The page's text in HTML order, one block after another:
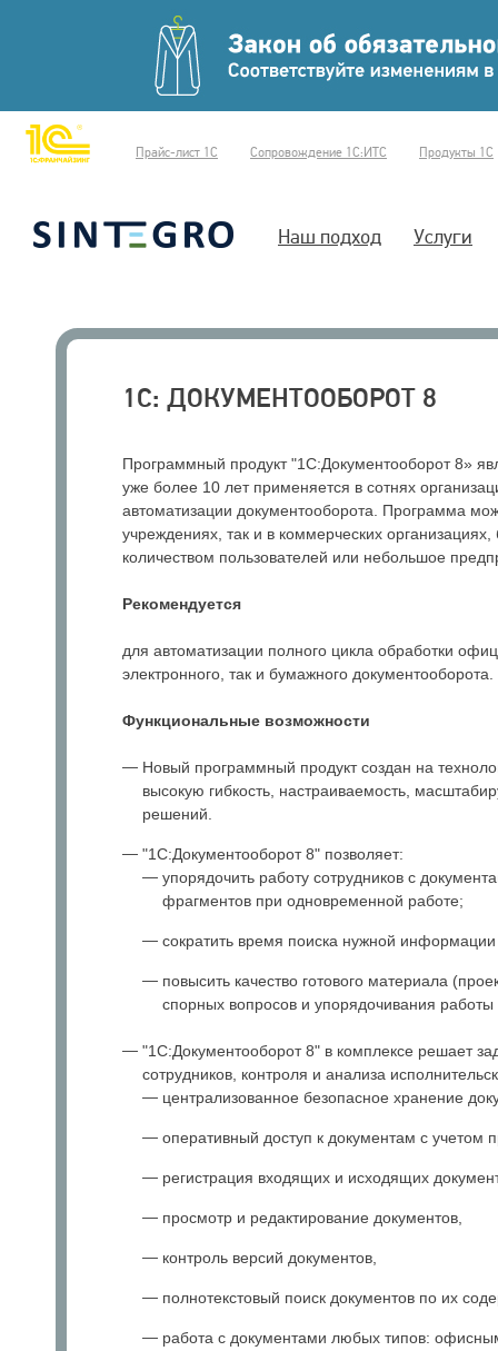
Прайс-лист 1С Сопровождение 1С:ИТС Продукты 1С
Наш подход Услуги
1С: ДОКУМЕНТООБОРОТ 8
Программный продукт "1С:Документооборот 8»
уже более 10 лет применяется в сотнях
автоматизации документооборота. Программа
учреждениях, так и в коммерческих
количеством пользователей или небольшое
Рекомендуется
для автоматизации полного цикла обработки
электронного, так и бумажного документооборота.
Функциональные возможности
Новый программный продукт создан на
высокую гибкость, настраиваемость,
решений.
"1С:Документооборот 8" позволяет:
упорядочить работу сотрудников с
фрагментов при одновременной работе;
сократить время поиска нужной
повысить качество готового материала
спорных вопросов и упорядочивания работы
"1С:Документооборот 8" в комплексе решает
сотрудников, контроля и анализа
централизованное безопасное хранение
оперативный доступ к документам с учетом
регистрация входящих и исходящих
просмотр и редактирование документов,
контроль версий документов,
полнотекстовый поиск документов по их
работа с документами любых типов: